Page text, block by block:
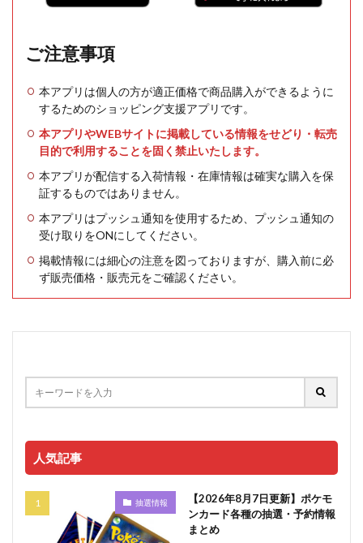
ご注意事項
本アプリは個人の方が適正価格で商品購入ができるように
するためのショッピング支援アプリです。
本アプリやWEBサイトに掲載している情報をせどり・転売
目的で利用することを固く禁止いたします。
本アプリが配信する入荷情報・在庫情報は確実な購入を保
証するものではありません。
本アプリはプッシュ通知を使用するため、プッシュ通知の
受け取りをONにしてください。
掲載情報には細心の注意を図っておりますが、購入前に必
ず販売価格・販売元をご確認ください。
人気記事
抽選情報
【2026年8月7日更新】ポケモ
ンカード各種の抽選・予約情報
まとめ